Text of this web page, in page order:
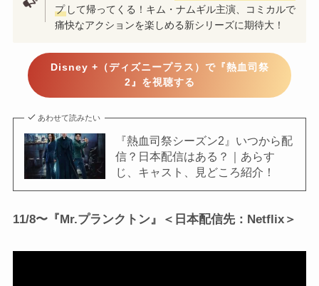
プ して帰ってくる！キム・ナムギル主演、コミカルで
痛快なアクションを楽しめる新シリーズに期待大！
Disney +（ディズニープラス）で『熱血司祭
2』を視聴する
あわせて読みたい
『熱血司祭シーズン2』いつから配
信？日本配信はある？｜あらす
じ、キャスト、見どころ紹介！
11/8〜『Mr.プランクトン』＜日本配信先：Netflix＞